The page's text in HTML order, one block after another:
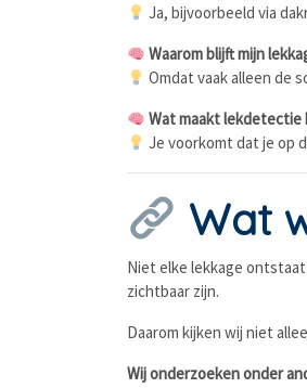
Ja, bijvoorbeeld via
Waarom blijft mijn
Omdat vaak alleen de
Wat maakt lekdetectie
Je voorkomt dat je op
Wat
Niet elke lekkage
zichtbaar zijn.
Daarom kijken wij niet
Wij onderzoeken onder